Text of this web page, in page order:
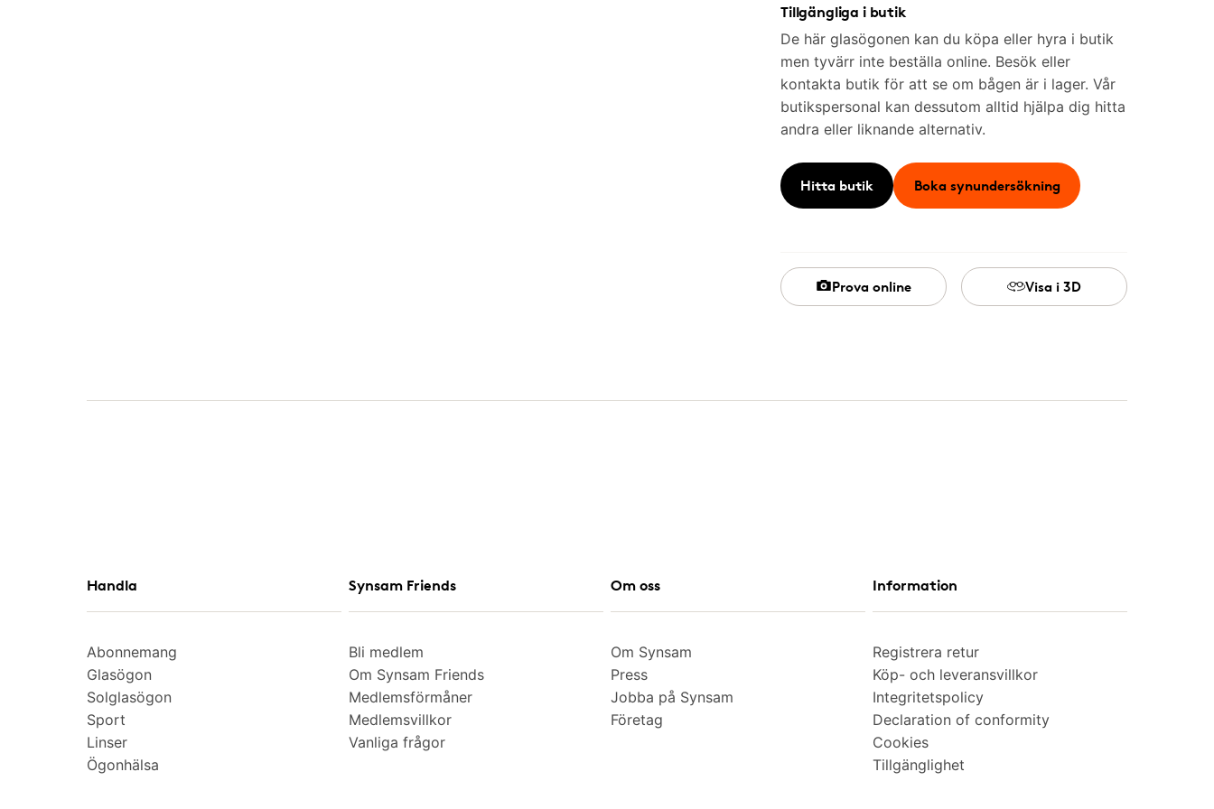
Tillgängliga i butik
De här glasögonen kan du köpa eller hyra i butik
men tyvärr inte beställa online. Besök eller
kontakta butik för att se om bågen är i lager. Vår
butikspersonal kan dessutom alltid hjälpa dig hitta
andra eller liknande alternativ.
Hitta butik Boka synundersökning
Prova online Visa i 3D
Handla
Abonnemang
Glasögon
Solglasögon
Sport
Linser
Ögonhälsa
Synsam Friends
Bli medlem
Om Synsam Friends
Medlemsförmåner
Medlemsvillkor
Vanliga frågor
Om oss
Om Synsam
Press
Jobba på Synsam
Företag
Information
Registrera retur
Köp- och leveransvillkor
Integritetspolicy
Declaration of conformity
Cookies
Tillgänglighet